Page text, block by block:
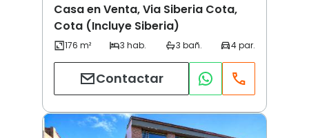
Casa en Venta, Via Siberia Cota,
Cota (Incluye Siberia)
Contactar